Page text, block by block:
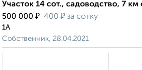
Участок 14 сот., садоводство, 7 км
500 000 ₽ 400 ₽ за сотку
1А
Собственник, 28.04.2021